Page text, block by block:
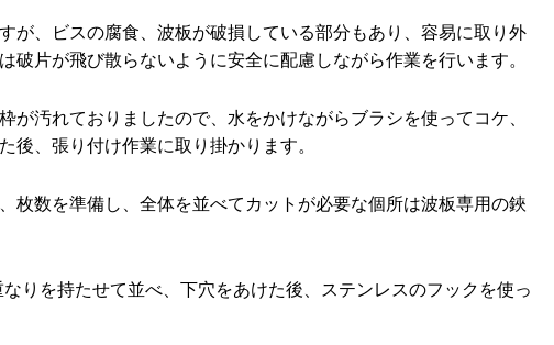
が、ビスの腐食、波板が破損している部分もあり、容易に取り外
破片が飛び散らないように安全に配慮しながら作業を行います。
が汚れておりましたので、水をかけながらブラシを使ってコケ、
後、張り付け作業に取り掛かります。
枚数を準備し、全体を並べてカットが必要な個所は波板専用の鋏
りを持たせて並べ、下穴をあけた後、ステンレスのフックを使っ